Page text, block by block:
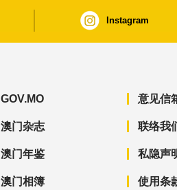
Instagram
GOV.MO
澳门杂志
澳门年鉴
澳门相簿
意见信
联络我
私隐声
使用条